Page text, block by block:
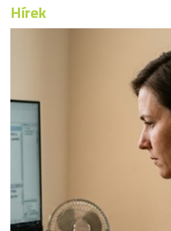
Hírek